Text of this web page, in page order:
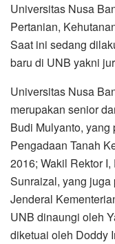
Universitas Nusa
Pertanian,
Saat ini sedang
baru di UNB yakni
Universitas Nusa
merupakan senior
Budi Mulyanto,
Pengadaan Tanah
2016; Wakil Rektor
Sunraizal, yang
Jenderal
UNB dinaungi oleh
diketuai oleh Doddy